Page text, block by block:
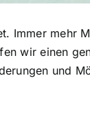
Immer mehr
wir einen
und